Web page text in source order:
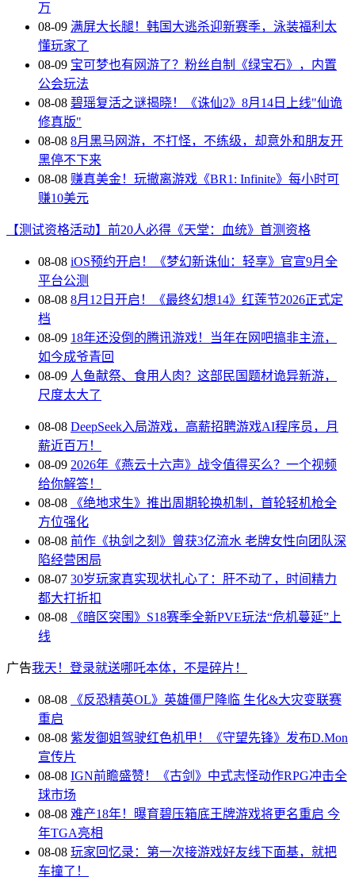
万
08-09 满屏大长腿！韩国大逃杀迎新赛季，泳装福利太
懂玩家了
08-09 宝可梦也有网游了？粉丝自制《绿宝石》，内置
公会玩法
08-08 碧瑶复活之谜揭晓！《诛仙2》8月14日上线"仙诡
修真版"
08-08 8月黑马网游，不打怪，不练级，却意外和朋友开
黑停不下来
08-08 赚真美金！玩撤离游戏《BR1: Infinite》每小时可
赚10美元
【测试资格活动】前20人必得《天堂：血统》首测资格
08-08 iOS预约开启！《梦幻新诛仙：轻享》官宣9月全
平台公测
08-08 8月12日开启！《最终幻想14》红莲节2026正式定
档
08-09 18年还没倒的腾讯游戏！当年在网吧搞非主流，
如今成爷青回
08-09 人鱼献祭、食用人肉？这部民国题材诡异新游，
尺度太大了
08-08 DeepSeek入局游戏，高薪招聘游戏AI程序员，月
薪近百万！
08-09 2026年《燕云十六声》战令值得买么？一个视频
给你解答！
08-08
《绝地求生》推出周期轮换机制，首轮轻机枪全
方位强化
08-08 前作《执剑之刻》曾获3亿流水 老牌女性向团队深
陷经营困局
08-07 30岁玩家真实现状扎心了：肝不动了，时间精力
都大打折扣
08-08
《暗区突围》S18赛季全新PVE玩法“危机蔓延”上
线
广告我天！登录就送哪吒本体，不是碎片！
08-08
《反恐精英OL》英雄僵尸降临 生化&大灾变联赛
重启
08-08 紫发御姐驾驶红色机甲！《守望先锋》发布D.Mon
宣传片
08-08 IGN前瞻盛赞！《古剑》中式志怪动作RPG冲击全
球市场
08-08 难产18年！曝育碧压箱底王牌游戏将更名重启 今
年TGA亮相
08-08 玩家回忆录：第一次接游戏好友线下面基，就把
车撞了！